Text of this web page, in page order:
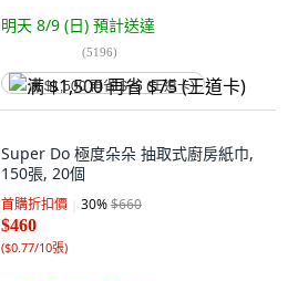
明天 8/9 (日) 預計送達
(5196)
满 $1,500 再省 $75 (王道卡)
Super Do 極度朵朵 抽取式廚房紙巾,
150張, 20個
首購折扣價 30%$660
$460
($0.77/10張)